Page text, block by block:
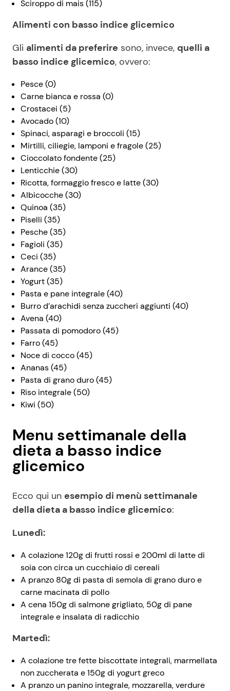
Sciroppo di mais (115)
Alimenti con basso indice glicemico
Gli alimenti da preferire sono, invece, quelli a
basso indice glicemico, ovvero:
Pesce (0)
Carne bianca e rossa (0)
Crostacei (5)
Avocado (10)
Spinaci, asparagi e broccoli (15)
Mirtilli, ciliegie, lamponi e fragole (25)
Cioccolato fondente (25)
Lenticchie (30)
Ricotta, formaggio fresco e latte (30)
Albicocche (30)
Quinoa (35)
Piselli (35)
Pesche (35)
Fagioli (35)
Ceci (35)
Arance (35)
Yogurt (35)
Pasta e pane integrale (40)
Burro d’arachidi senza zuccheri aggiunti (40)
Avena (40)
Passata di pomodoro (45)
Farro (45)
Noce di cocco (45)
Ananas (45)
Pasta di grano duro (45)
Riso integrale (50)
Kiwi (50)
Menu settimanale della
dieta a basso indice
glicemico
Ecco qui un esempio di menù settimanale
della dieta a basso indice glicemico:
Lunedì:
A colazione 120g di frutti rossi e 200ml di latte di
soia con circa un cucchiaio di cereali
A pranzo 80g di pasta di semola di grano duro e
carne macinata di pollo
A cena 150g di salmone grigliato, 50g di pane
integrale e insalata di radicchio
Martedì:
A colazione tre fette biscottate integrali, marmellata
non zuccherata e 150g di yogurt greco
A pranzo un panino integrale, mozzarella, verdure